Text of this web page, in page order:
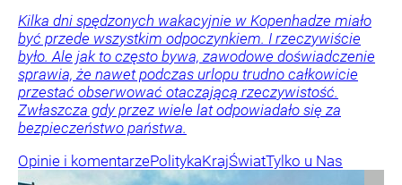
Kilka dni spędzonych wakacyjnie w Kopenhadze miało
być przede wszystkim odpoczynkiem. I rzeczywiście
było. Ale jak to często bywa, zawodowe doświadczenie
sprawia, że nawet podczas urlopu trudno całkowicie
przestać obserwować otaczającą rzeczywistość.
Zwłaszcza gdy przez wiele lat odpowiadało się za
bezpieczeństwo państwa.
Opinie i komentarzePolitykaKrajŚwiatTylko u Nas